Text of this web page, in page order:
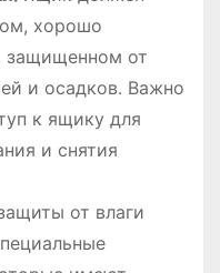
хорошо
защищенном от
и осадков․ Важно
к ящику для
и снятия
от влаги